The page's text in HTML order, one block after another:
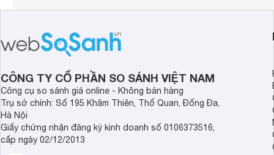
CÔNG TY CỔ PHẦN SO SÁNH VIỆT NAM
Công cụ so sánh giá online - Không bán hàng
Trụ sở chính: Số 195 Khâm Thiên, Thổ Quan, Đống Đa,
Hà Nội
Giấy chứng nhận đăng ký kinh doanh số 0106373516,
cấp ngày 02/12/2013